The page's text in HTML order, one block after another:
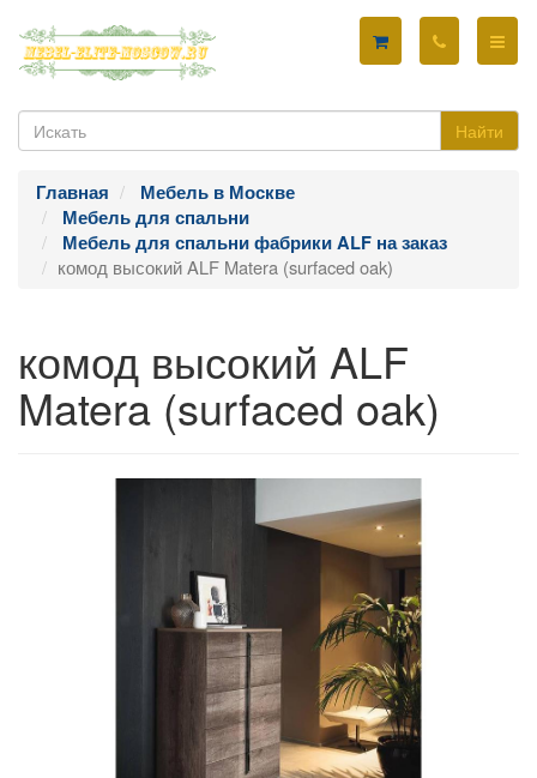
Найти
Главная
Мебель в Москве
Мебель для спальни
Мебель для спальни фабрики ALF на заказ
комод высокий ALF Matera (surfaced oak)
комод высокий ALF
Matera (surfaced oak)